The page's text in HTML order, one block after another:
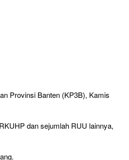
Provinsi Banten (KP3B), Kamis
dan sejumlah RUU lainnya,